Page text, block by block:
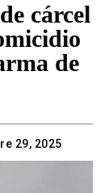
cárcel
de
29, 2025